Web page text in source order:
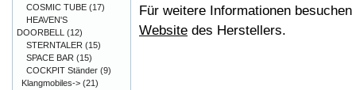
Für weitere Informationen
Website des Herstellers.
COSMIC TUBE (17)
HEAVEN'S
DOORBELL (12)
STERNTALER (15)
SPACE BAR (15)
COCKPIT Ständer (9)
Klangmobiles-> (21)